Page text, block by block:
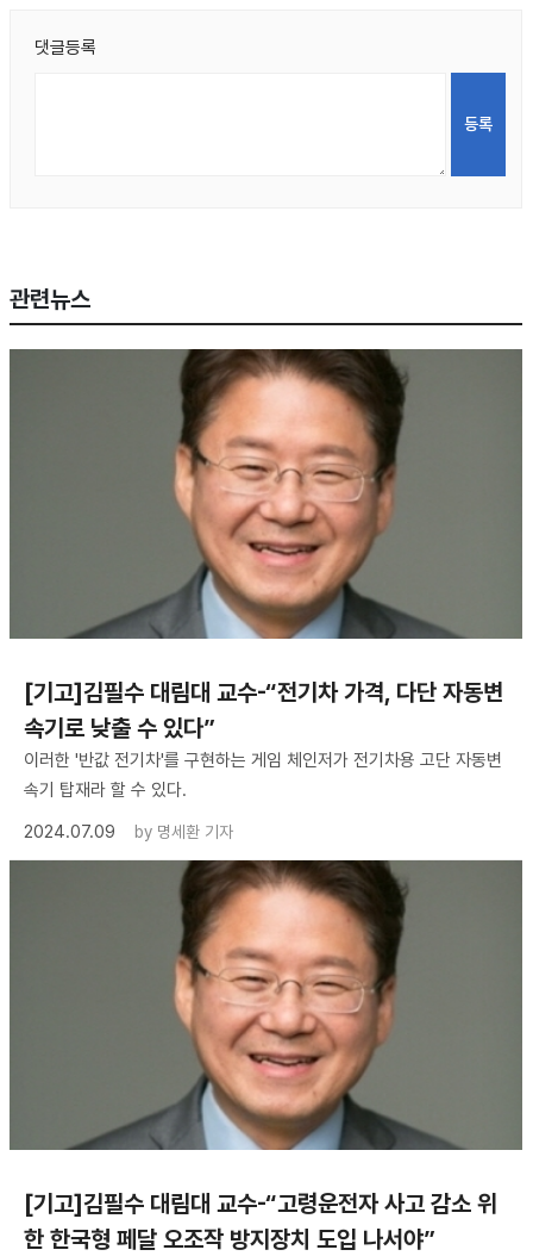
댓글등록
관련뉴스
[기고]김필수 대림대 교수-“전기차 가격, 다단 자동변
속기로 낮출 수 있다”
이러한 '반값 전기차'를 구현하는 게임 체인저가 전기차용 고단 자동변
속기 탑재라 할 수 있다.
2024.07.09
by 명세환 기자
[기고]김필수 대림대 교수-“고령운전자 사고 감소 위
한 한국형 페달 오조작 방지장치 도입 나서야”